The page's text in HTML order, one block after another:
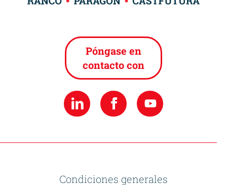
Póngase en
contacto con
Condiciones generales